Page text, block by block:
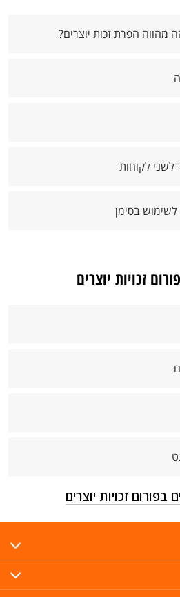
מהווה הפרת זכות יוצרים?
לקוחות
בסימן
זכויות יוצרים
בפורום זכויות יוצרים